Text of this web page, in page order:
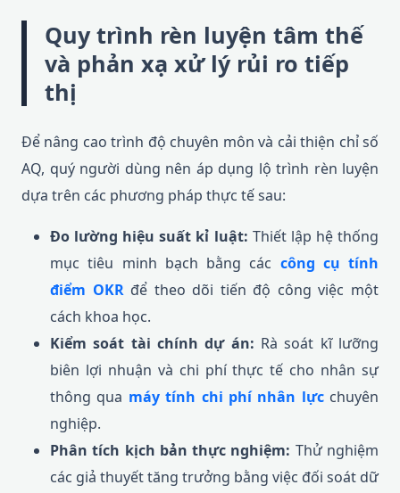
Quy trình rèn luyện tâm thế
và phản xạ xử lý rủi ro tiếp
thị
Để nâng cao trình độ chuyên môn và cải thiện chỉ số
AQ, quý người dùng nên áp dụng lộ trình rèn luyện
dựa trên các phương pháp thực tế sau:
Đo lường hiệu suất kỉ luật: Thiết lập hệ thống
mục tiêu minh bạch bằng các công cụ tính
điểm OKRđể theo dõi tiến độ công việc một
cách khoa học.
Kiểm soát tài chính dự án: Rà soát kĩ lưỡng
biên lợi nhuận và chi phí thực tế cho nhân sự
thông qua máy tính chi phí nhân lựcchuyên
nghiệp.
Phân tích kịch bản thực nghiệm: Thử nghiệm
các giả thuyết tăng trưởng bằng việc đối soát dữ